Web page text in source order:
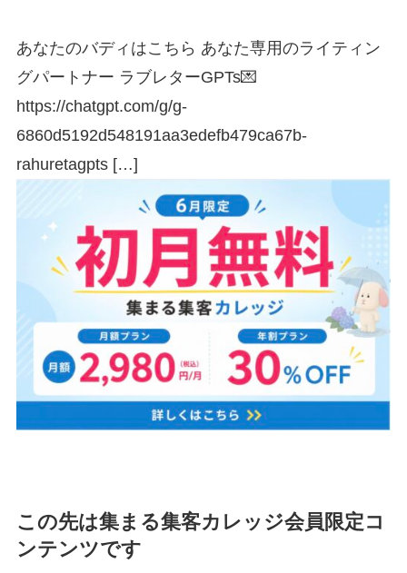
あなたのバディはこちら あなた専用のライティン
グパートナー ラブレターGPTs💌
https://chatgpt.com/g/g-
6860d5192d548191aa3edefb479ca67b-
rahuretagpts […]
この先は集まる集客カレッジ会員限定コ
ンテンツです